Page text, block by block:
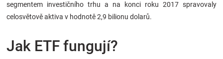
Blog
segmentem investičního trhu a na konci roku 2017 spravovaly
celosvětově aktiva v hodnotě 2,9 bilionu dolarů.
Jak ETF fungují?